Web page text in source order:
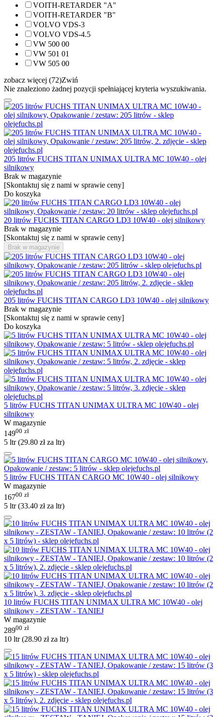
VOITH-RETARDER "A"
VOITH-RETARDER "B"
VOLVO VDS-3
VOLVO VDS-4.5
VW 500 00
VW 501 01
VW 505 00
zobacz więcej (72)Zwiń
Nie znaleziono żadnej pozycji spełniającej kryteria wyszukiwania.
205 litrów FUCHS TITAN UNIMAX ULTRA MC 10W40 - olej
silnikowy
Brak w magazynie
[Skontaktuj się z nami w sprawie ceny]
Do koszyka
20 litrów FUCHS TITAN CARGO LD3 10W40 - olej silnikowy
Brak w magazynie
[Skontaktuj się z nami w sprawie ceny]
Brak w magazynie
205 litrów FUCHS TITAN CARGO LD3 10W40 - olej silnikowy
Brak w magazynie
[Skontaktuj się z nami w sprawie ceny]
Do koszyka
5 litrów FUCHS TITAN UNIMAX ULTRA MC 10W40 - olej
silnikowy
W magazynie
14900 zł
5 ltr (29.80 złza ltr)
5 litrów FUCHS TITAN CARGO MC 10W40 - olej silnikowy
W magazynie
16700 zł
5 ltr (33.40 złza ltr)
10 litrów FUCHS TITAN UNIMAX ULTRA MC 10W40 - olej
silnikowy - ZESTAW - TANIEJ
W magazynie
28900 zł
10 ltr (28.90 złza ltr)